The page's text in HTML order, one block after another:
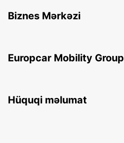
Biznes Mərkəzi
Europcar Mobility Group
Hüquqi məlumat